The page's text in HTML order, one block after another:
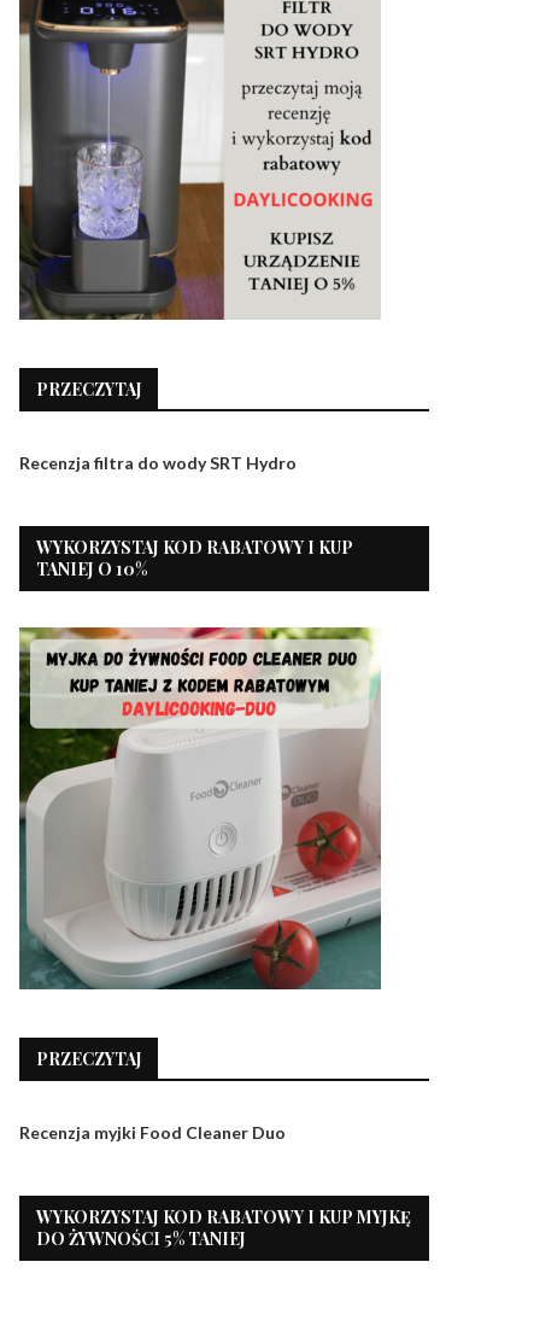
PRZECZYTAJ
Recenzja filtra do wody SRT Hydro
WYKORZYSTAJ KOD RABATOWY I KUP
TANIEJ O 10%
PRZECZYTAJ
Recenzja myjki Food Cleaner Duo
WYKORZYSTAJ KOD RABATOWY I KUP MYJKĘ
DO ŻYWNOŚCI 5% TANIEJ